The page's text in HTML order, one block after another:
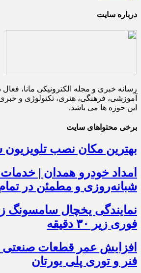
درباره سایت
رسانه خبری و مجله الکترونیکی مانا،
آموزشی، فرهنگی، هنری، تکنولوژی و
این حوزه ها می باشد.
برخی محتواهای سایت
بهترین مکان نصب
امداد خودرو همدان |
شبانه‌روزی و مطمئن در
نمایندگی یخچال سامسونگ
فوری زیر ۳۰ دقیقه
افزایش عمر قطعات صنعتی
فنر و توری پلی یورتان